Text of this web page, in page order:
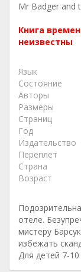
Mr Badger and
Книга
неизвестны
Язык
Состояние
Авторы
Размеры
Страниц
Год
Издательство
Переплет
Страна
Возраст
отеле.
мистеру
избежать
Для детей 7-10